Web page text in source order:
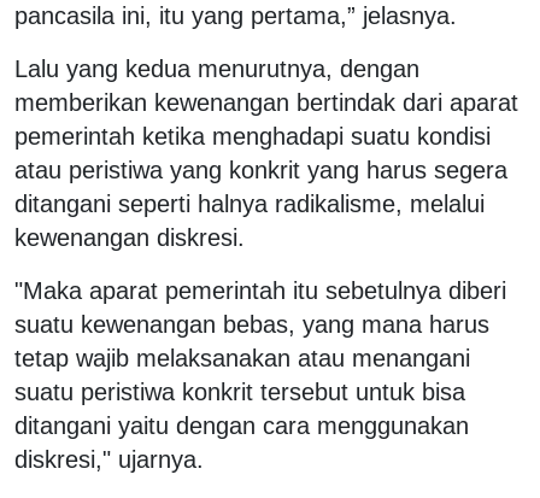
pancasila ini, itu yang pertama,” jelasnya.
Lalu yang kedua menurutnya, dengan
memberikan kewenangan bertindak dari aparat
pemerintah ketika menghadapi suatu kondisi
atau peristiwa yang konkrit yang harus segera
ditangani seperti halnya radikalisme, melalui
kewenangan diskresi.
"Maka aparat pemerintah itu sebetulnya diberi
suatu kewenangan bebas, yang mana harus
tetap wajib melaksanakan atau menangani
suatu peristiwa konkrit tersebut untuk bisa
ditangani yaitu dengan cara menggunakan
diskresi," ujarnya.